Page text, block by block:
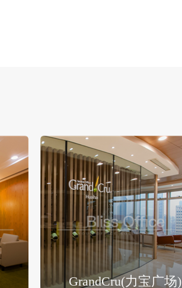
GrandCru(力宝广场)